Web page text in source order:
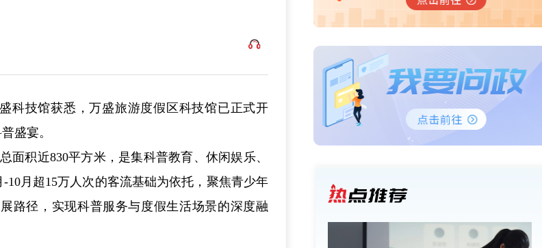
科技馆获悉，万盛旅游度假区科技馆已正式开
盛宴。
积近830平方米，是集科普教育、休闲娱乐、
月超15万人次的客流基础为依托，聚焦青少年
路径，实现科普服务与度假生活场景的深度融